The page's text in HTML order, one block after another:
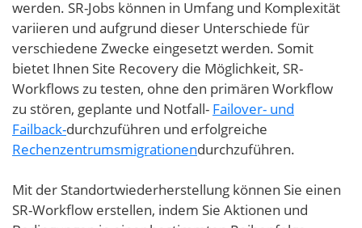
werden. SR-Jobs können in Umfang und Komplexität
variieren und aufgrund dieser Unterschiede für
verschiedene Zwecke eingesetzt werden. Somit
bietet Ihnen Site Recovery die Möglichkeit, SR-
Workflows zu testen, ohne den primären Workflow
zu stören, geplante und Notfall- Failover- und
Failback-durchzuführen und erfolgreiche
Rechenzentrumsmigrationendurchzuführen.
Mit der Standortwiederherstellung können Sie einen
SR-Workflow erstellen, indem Sie Aktionen und